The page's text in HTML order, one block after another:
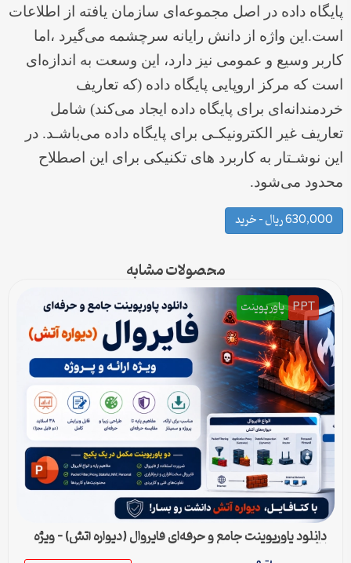
پایگاه داده در اصل مجموعه‌ای سازمان یافته از اطلاعات
است.این واژه از دانش رایانه سرچشمه می‌‌گیرد ،اما
کاربر وسیع و عمومی نیز دارد، این وسعت به اندازه‌ای
است که مرکز اروپایی پایگاه داده (که تعاریف
خردمندانه‌ای برای پایگاه داده ایجاد می‌‌کند) شامل
تعاریف غیر الکترونیکـی برای پایگاه داده می‌‌باشـد. در
این نوشـتار به کاربرد های تکنیکی برای این اصطلاح
محدود می‌‌شود.
630,000 ریال – خرید
محصولات مشابه
PPT پاورپوینت
دانلود پاورپوینت جامع و حرفه‌ای فایروال (دیواره آتش) – ویژه
ارائه و پروژه